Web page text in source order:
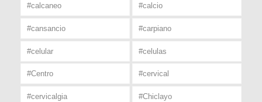
#calcaneo #calcio
#cansancio #carpiano
#celular #celulas
#Centro #cervical
#cervicalgia #Chiclayo